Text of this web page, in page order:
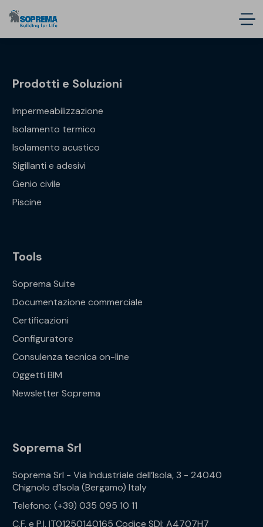
Prodotti e Soluzioni
Impermeabilizzazione
Isolamento termico
Isolamento acustico
Sigillanti e adesivi
Genio civile
Piscine
Tools
Soprema Suite
Documentazione commerciale
Certificazioni
Configuratore
Consulenza tecnica on-line
Oggetti BIM
Newsletter Soprema
Soprema Srl
Soprema Srl - Via Industriale dell’Isola, 3 - 24040
Chignolo d’Isola (Bergamo) Italy
Telefono: (+39) 035 095 10 11
C.F. e P.I. IT01250140165 Codice SDI: A4707H7